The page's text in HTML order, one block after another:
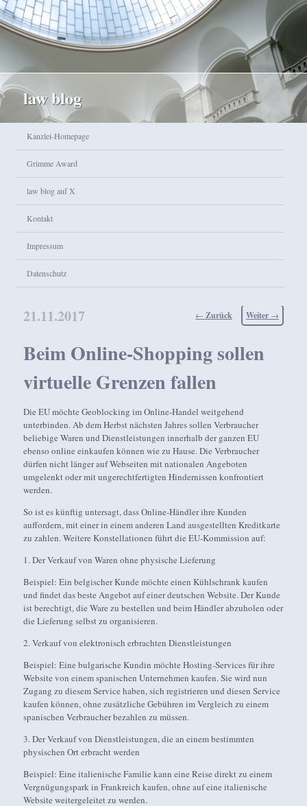
law blog
Zum Inhalt wechseln
Zum sekundären Inhalt wechseln
Kanzlei-Homepage
Grimme Award
law blog auf X
Kontakt
Impressum
Datenschutz
Beitragsnavigation
← Zurück Weiter →
Beim Online-Shopping sollen
virtuelle Grenzen fallen
21.11.2017
Die EU möchte Geoblocking im Online-Handel weitgehend
unterbinden. Ab dem Herbst nächsten Jahres sollen Verbraucher
beliebige Waren und Dienstleistungen innerhalb der ganzen EU
ebenso online einkaufen können wie zu Hause. Die Verbraucher
dürfen nicht länger auf Webseiten mit nationalen Angeboten
umgelenkt oder mit ungerechtfertigten Hindernissen konfrontiert
werden.
So ist es künftig untersagt, dass Online-Händler ihre Kunden
auffordern, mit einer in einem anderen Land ausgestellten Kreditkarte
zu zahlen. Weitere Konstellationen führt die EU-Kommission auf:
1. Der Verkauf von Waren ohne physische Lieferung
Beispiel: Ein belgischer Kunde möchte einen Kühlschrank kaufen
und findet das beste Angebot auf einer deutschen Website. Der Kunde
ist berechtigt, die Ware zu bestellen und beim Händler abzuholen oder
die Lieferung selbst zu organisieren.
2. Verkauf von elektronisch erbrachten Dienstleistungen
Beispiel: Eine bulgarische Kundin möchte Hosting-Services für ihre
Website von einem spanischen Unternehmen kaufen. Sie wird nun
Zugang zu diesem Service haben, sich registrieren und diesen Service
kaufen können, ohne zusätzliche Gebühren im Vergleich zu einem
spanischen Verbraucher bezahlen zu müssen.
3. Der Verkauf von Dienstleistungen, die an einem bestimmten
physischen Ort erbracht werden
Beispiel: Eine italienische Familie kann eine Reise direkt zu einem
Vergnügungspark in Frankreich kaufen, ohne auf eine italienische
Website weitergeleitet zu werden.